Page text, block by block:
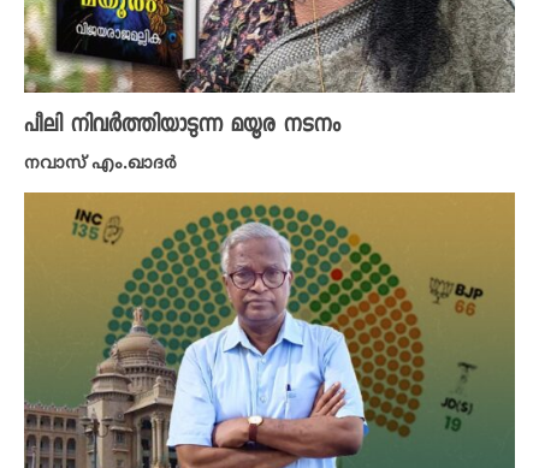
പീലി നിവർത്തിയാടുന്ന മയൂര നടനം
നവാസ് എം.ഖാദർ